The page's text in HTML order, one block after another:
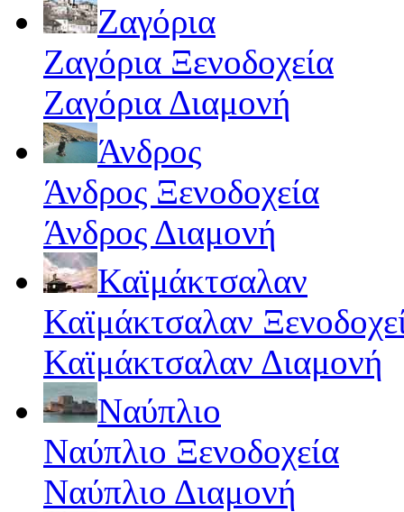
Ζαγόρια
Ζαγόρια Ξενοδοχεία
Ζαγόρια Διαμονή
Άνδρος
Άνδρος Ξενοδοχεία
Άνδρος Διαμονή
Καϊμάκτσαλαν
Καϊμάκτσαλαν
Καϊμάκτσαλαν Διαμονή
Ναύπλιο
Ναύπλιο Ξενοδοχεία
Ναύπλιο Διαμονή